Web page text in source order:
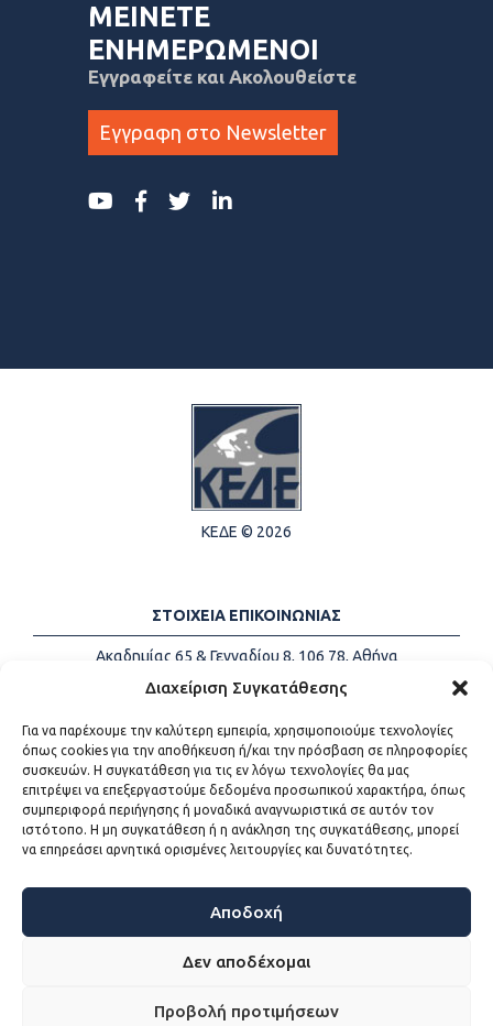
Διαχείριση Συγκατάθεσης
Για να παρέχουμε την καλύτερη εμπειρία, χρησιμοποιούμε τεχνολογίες
όπως cookies για την αποθήκευση ή/και την πρόσβαση σε πληροφορίες
συσκευών. Η συγκατάθεση για τις εν λόγω τεχνολογίες θα μας
επιτρέψει να επεξεργαστούμε δεδομένα προσωπικού χαρακτήρα, όπως
συμπεριφορά περιήγησης ή μοναδικά αναγνωριστικά σε αυτόν τον
ιστότοπο. Η μη συγκατάθεση ή η ανάκληση της συγκατάθεσης, μπορεί
να επηρεάσει αρνητικά ορισμένες λειτουργίες και δυνατότητες.
Αποδοχή
Δεν αποδέχομαι
Προβολή προτιμήσεων
ΜΕΙΝΕΤΕ
ΕΝΗΜΕΡΩΜΕΝΟΙ
Εγγραφείτε και Ακολουθείστε
Εγγραφη στο Newsletter
ΚΕΔΕ © 2026
ΣΤΟΙΧΕΙΑ ΕΠΙΚΟΙΝΩΝΙΑΣ
Ακαδημίας 65 & Γενναδίου 8, 106 78, Αθήνα
Τηλέφωνα:
+30 213-2147500
Email:
info@kede.gr
ΧΡΗΣΙΜΟΙ ΣΥΝΔΕΣΜΟΙ
Η ΚΕΔΕ
Sitemap
Προσβασιμότητα
Όροι χρήσης
WEB DEVELOPMENT BY ΕΓΚΡΙΤΟΣ GROUP - ΣΥΝΕΡΓΑΣΙΑ Α.Ε.